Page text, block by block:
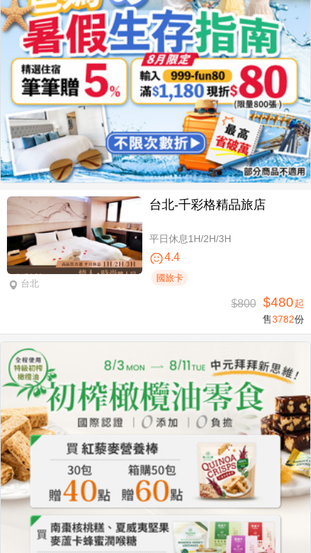
台北
台北-千彩格精品旅店
平日休息1H/2H/3H
4.4
國旅卡
$800 $480起
售3782份